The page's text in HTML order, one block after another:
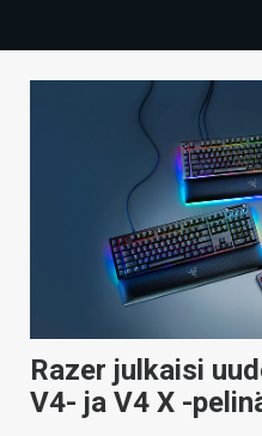
TECHBBS
VAIHDA TEEMA
HAKU
Razer julkaisi
V4- ja V4 X -